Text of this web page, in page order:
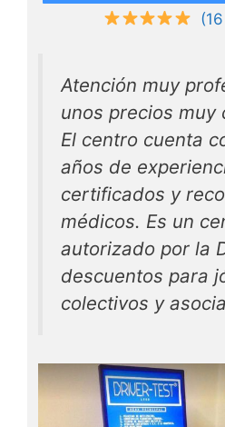
Atención muy
unos precios muy
El centro cuenta
años de
certificados y
médicos. Es un
autorizado por la
descuentos para
colectivos y